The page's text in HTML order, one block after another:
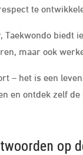
te
biedt
maar ook
– het is een
en ontdek zelf
op